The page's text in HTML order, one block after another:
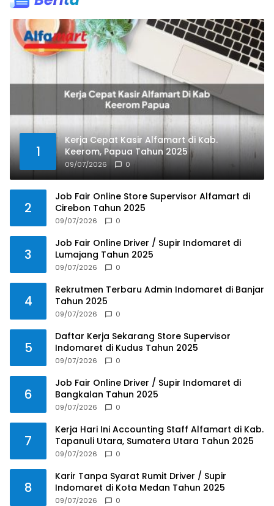
1
Kerja Cepat Kasir Alfamart di Kab.
Keerom, Papua Tahun 2025
09/07/2026 0
2
Job Fair Online Store Supervisor Alfamart di
Cirebon Tahun 2025
09/07/2026 0
3
Job Fair Online Driver / Supir Indomaret di
Lumajang Tahun 2025
09/07/2026 0
4
Rekrutmen Terbaru Admin Indomaret di Banjar
Tahun 2025
09/07/2026 0
5
Daftar Kerja Sekarang Store Supervisor
Indomaret di Kudus Tahun 2025
09/07/2026 0
6
Job Fair Online Driver / Supir Indomaret di
Bangkalan Tahun 2025
09/07/2026 0
7
Kerja Hari Ini Accounting Staff Alfamart di Kab.
Tapanuli Utara, Sumatera Utara Tahun 2025
09/07/2026 0
8
Karir Tanpa Syarat Rumit Driver / Supir
Indomaret di Kota Medan Tahun 2025
09/07/2026 0